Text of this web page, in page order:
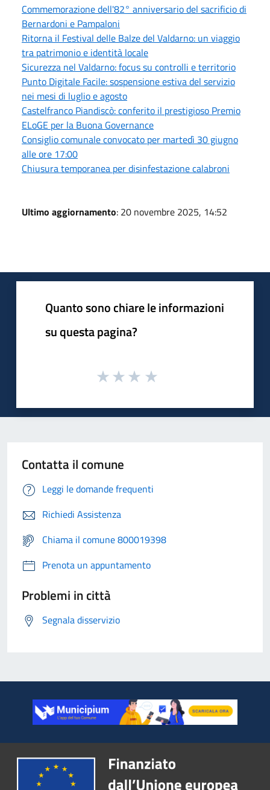
Commemorazione dell'82° anniversario del sacrificio di
Bernardoni e Pampaloni
Ritorna il Festival delle Balze del Valdarno: un viaggio
tra patrimonio e identità locale
Sicurezza nel Valdarno: focus su controlli e territorio
Punto Digitale Facile: sospensione estiva del servizio
nei mesi di luglio e agosto
Castelfranco Piandiscò: conferito il prestigioso Premio
ELoGE per la Buona Governance
Consiglio comunale convocato per martedì 30 giugno
alle ore 17:00
Chiusura temporanea per disinfestazione calabroni
Ultimo aggiornamento: 20 novembre 2025, 14:52
Quanto sono chiare le informazioni
su questa pagina?
Contatta il comune
Leggi le domande frequenti
Richiedi Assistenza
Chiama il comune 800019398
Prenota un appuntamento
Problemi in città
Segnala disservizio